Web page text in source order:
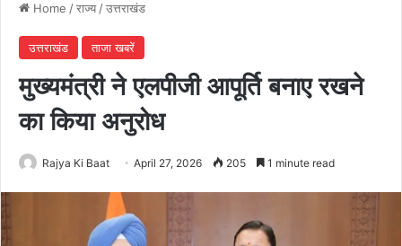
Home /राज्य/उत्तराखंड
उत्तराखंड ताजा खबरें
मुख्यमंत्री ने एलपीजी आपूर्ति बनाए रखने
का किया अनुरोध
Rajya Ki Baat April 27, 2026 205 1 minute read